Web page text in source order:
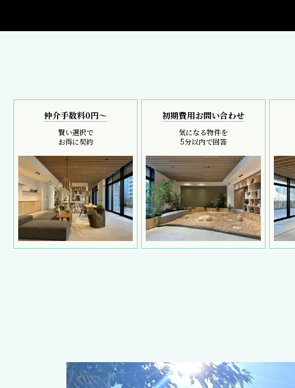
仲介手数料0円～
賢い選択で
お得に契約
初期費用お問い合わせ
気になる物件を
5分以内で回答